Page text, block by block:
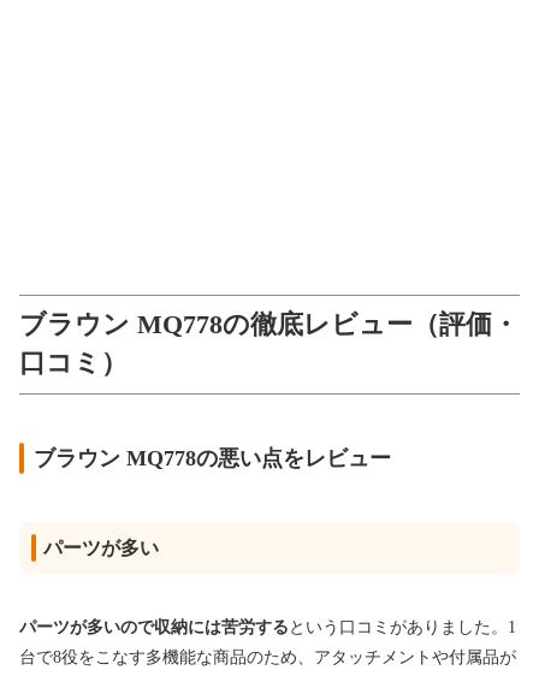
ブラウン MQ778の徹底レビュー（評価・
口コミ）
ブラウン MQ778の悪い点をレビュー
パーツが多い
パーツが多いので収納には苦労する という口コミがありました。1
台で8役をこなす多機能な商品のため、アタッチメントや付属品が